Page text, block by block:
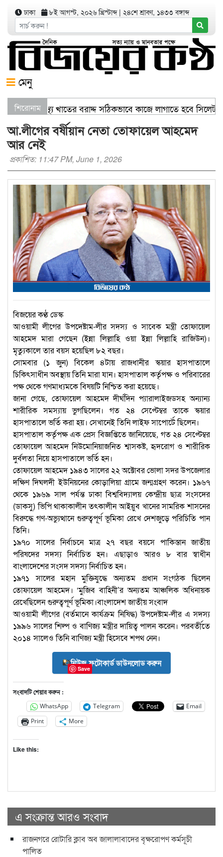
ঢাকা ৮ই আগস্ট, ২০২৬ খ্রিস্টাব্দ| ২৪শে শ্রাবণ, ১৪৩৩ বঙ্গাব্দ
মেনু
শিরোনামস্বাস্থ্য খাতের বরাদ্দ সঠিকভাবে কাজে লাগাতে হবে
আ.লীগের বর্ষীয়ান নেতা তোফায়েল আহমেদ
আর নেই
প্রকাশিত: 11:47 PM, June 1, 2026
বিজয়ের কণ্ঠ ডেস্ক
আওয়ামী লীগের উপদেষ্টাম-লীর সদস্য ও সাবেক মন্ত্রী তোফায়েল
আহমেদ মারা গেছেন (ইন্না লিল্লাহি ওয়া ইন্না লিল্লাহি রাজিউন)।
মৃত্যুকালে তার বয়স হয়েছিল ৮২ বছর।
সোমবার (১ জুন) বিকেল ৪টায় রাজধানীর স্কয়ার হাসপাতালে
চিকিৎসাধীন অবস্থায় তিনি মারা যান। হাসপাতাল কর্তৃপক্ষ ও পরিবারের
পক্ষ থেকে গণমাধ্যমকে বিষয়টি নিশ্চিত করা হয়েছে।
জানা গেছে, তোফায়েল আহমেদ দীর্ঘদিন প্যারালাইজডসহ অন্যান্য
শারীরিক সমস্যায় ভুগছিলেন। গত ২৪ সেপ্টেম্বর তাকে স্কয়ার
হাসপাতালে ভর্তি করা হয়। সেখানেই তিনি লাইফ সাপোর্টে ছিলেন।
হাসপাতাল কর্তৃপক্ষ এক প্রেস বিজ্ঞপ্তিতে জানিয়েছে, গত ২৪ সেপ্টেম্বর
তোফায়েল আহমেদ নিউমোনিয়াজনিত শ্বাসকষ্ট, হৃদরোগ ও শারীরিক
দুর্বলতা নিয়ে হাসপাতালে ভর্তি হন।
তোফায়েল আহমেদ ১৯৪৩ সালের ২২ অক্টোবর ভোলা সদর উপজেলার
দক্ষিণ দিঘলদী ইউনিয়নের কোড়ালিয়া গ্রামে জন্মগ্রহণ করেন। ১৯৬৭
থেকে ১৯৬৯ সাল পর্যন্ত ঢাকা বিশ্ববিদ্যালয় কেন্দ্রীয় ছাত্র সংসদের
(ডাকসু) ভিপি থাকাকালীন তৎকালীন আইয়ুব খানের সামরিক শাসনের
বিরুদ্ধে গণ-অভ্যুত্থানে গুরুত্বপূর্ণ ভূমিকা রেখে দেশজুড়ে পরিচিতি পান
তিনি।
১৯৭০ সালের নির্বাচনে মাত্র ২৭ বছর বয়সে পাকিস্তান জাতীয়
পরিষদের সদস্য নির্বাচিত হন। এছাড়াও আরও ৮ বার স্বাধীন
বাংলাদেশের সংসদ সদস্য নির্বাচিত হন।
১৯৭১ সালের মহান মুক্তিযুদ্ধে অন্যতম প্রধান সংগঠক ছিলেন
তোফায়েল আহমেদ। ‘মুজিব বাহিনী’র অন্যতম আঞ্চলিক অধিনায়ক
রেখেছিলেন গুরুত্বপূর্ণ ভূমিকা।বাংলাদেশ জাতীয় সংবাদ
আওয়ামী লীগের (বর্তমানে কার্যক্রম নিষিদ্ধ) উপদেষ্টাম-লীর এ সদস্য
১৯৯৬ সালের শিল্প ও বাণিজ্য মন্ত্রীর দায়িত্ব পালন করেন। পরবর্তীতে
২০১৪ সালেও তিনি বাণিজ্য মন্ত্রী হিসেবে শপথ নেন।
নিউজ ফটোকার্ড ডাউনলোড করুন
সংবাদটি শেয়ার করুন :
WhatsApp Telegram
Email
Print
More
Like this:
এ সংক্রান্ত আরও সংবাদ
রাজনগরে রোটারি ক্লাব অব জালালাবাদের বৃক্ষরোপণ কর্মসূচী
পালিত
Save